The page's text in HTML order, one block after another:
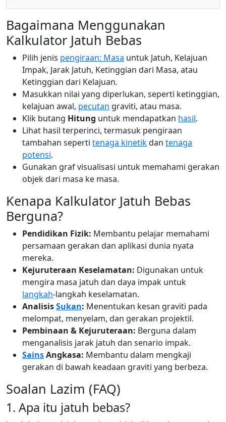
Bagaimana Menggunakan
Kalkulator Jatuh Bebas
Pilih jenis pengiraan: Masa untuk Jatuh, Kelajuan
Impak, Jarak Jatuh, Ketinggian dari Masa, atau
Ketinggian dari Kelajuan.
Masukkan nilai yang diperlukan, seperti ketinggian,
kelajuan awal, pecutan graviti, atau masa.
Klik butang Hitung untuk mendapatkan hasil.
Lihat hasil terperinci, termasuk pengiraan
tambahan seperti tenaga kinetikdan tenaga
potensi.
Gunakan graf visualisasi untuk memahami gerakan
objek dari masa ke masa.
Kenapa Kalkulator Jatuh Bebas
Berguna?
Pendidikan Fizik: Membantu pelajar memahami
persamaan gerakan dan aplikasi dunia nyata
mereka.
Kejuruteraan Keselamatan: Digunakan untuk
mengira masa jatuh dan daya impak untuk
langkah-langkah keselamatan.
AnalisisSukan: Menentukan kesan graviti pada
melompat, menyelam, dan gerakan projektil.
Pembinaan & Kejuruteraan: Berguna dalam
menganalisis jarak jatuh dan senario impak.
SainsAngkasa: Membantu dalam mengkaji
gerakan di bawah keadaan graviti yang berbeza.
Soalan Lazim (FAQ)
1. Apa itu jatuh bebas?